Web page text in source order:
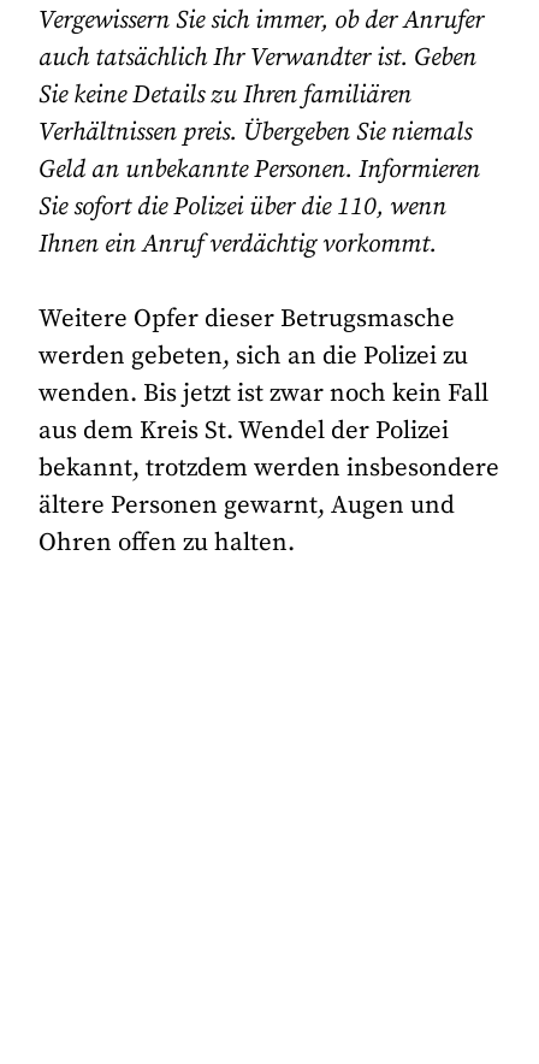
Vergewissern Sie sich immer, ob der Anrufer
auch tatsächlich Ihr Verwandter ist. Geben
Sie keine Details zu Ihren familiären
Verhältnissen preis. Übergeben Sie niemals
Geld an unbekannte Personen. Informieren
Sie sofort die Polizei über die 110, wenn
Ihnen ein Anruf verdächtig vorkommt.
Weitere Opfer dieser Betrugsmasche
werden gebeten, sich an die Polizei zu
wenden. Bis jetzt ist zwar noch kein Fall
aus dem Kreis St. Wendel der Polizei
bekannt, trotzdem werden insbesondere
ältere Personen gewarnt, Augen und
Ohren offen zu halten.